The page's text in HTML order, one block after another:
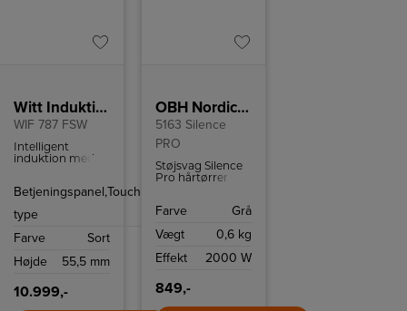
Witt Induktionskogeplade
WIF 787 FSW
Intelligent
induktion med
78 cm bred,
glaskant og hvidt
Betjeningspanel,
type
Touch
Farve
Sort
Højde
55,5 mm
10.999,-
OBH Nordica Hårtørrer
5163 Silence
PRO
Støjsvag Silence
Pro hårtørrer
og 2 hastigheder
og
Farve
Grå
Vægt
0,6 kg
Effekt
2000 W
849,-